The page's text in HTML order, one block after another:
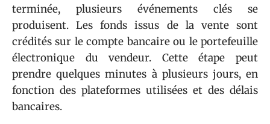
terminée, plusieurs événements clés se
produisent. Les fonds issus de la vente sont
crédités sur le compte bancaire ou le portefeuille
électronique du vendeur. Cette étape peut
prendre quelques minutes à plusieurs jours, en
fonction des plateformes utilisées et des délais
bancaires.